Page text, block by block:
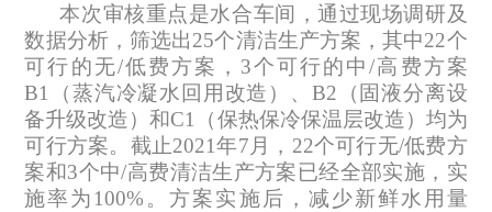
本次审核重点是水合车间 ，通过现场调研及
数据分析，筛选出25个清洁生产方案，其中22个
可行的无/低费方案 ， 3个可行的中/高费方案
B1 （蒸汽冷凝水回用改造 ） 、 B2 （ 固液分离设
备升级改造）和C1 （保热保冷保温层改造） 均为
可行方案。截止2021年7 月， 22个可行无/低费方
案和3个中/高费清洁生产方案已经全部实施，实
施率为 100% 。方案实施后，减少新鲜水用量